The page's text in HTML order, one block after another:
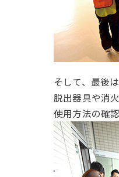
そして、最後は
脱出器具や消
使用方法の確